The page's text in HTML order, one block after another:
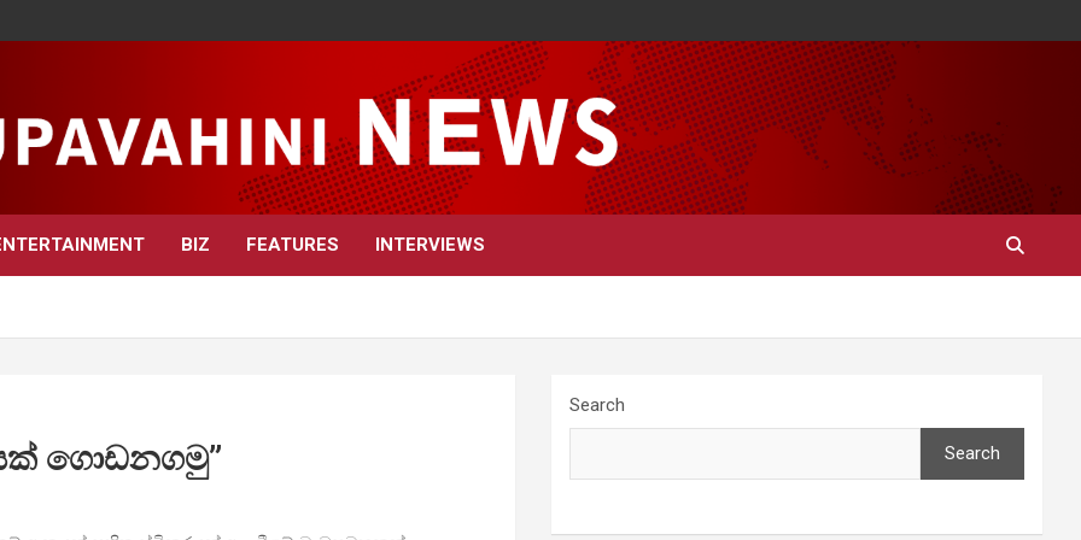
BIZ FEATURES INTERVIEWS
ගොඩනගමු”
Search
Search